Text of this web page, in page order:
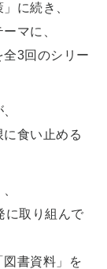
に続き、
マに、
全3回のシリー
食い止める
に取り組んで
書資料」を